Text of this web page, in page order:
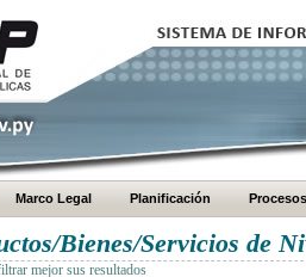
Marco Legal Planificación Procesos
Bienes/Servicios de
mejor sus resultados